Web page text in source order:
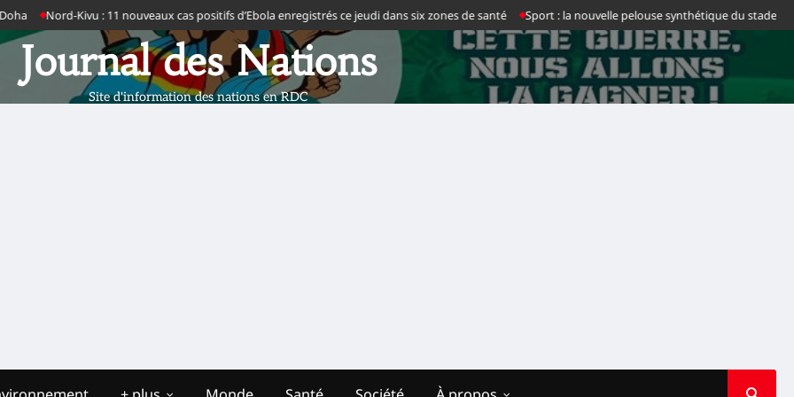
Kivu : 11 nouveaux cas positifs d’Ebola enregistrés ce jeudi dans six zones de santé Sport : la nouvelle pelouse synthétique du stade des Martyrs
Journal des Nations
Site d'information des nations en RDC